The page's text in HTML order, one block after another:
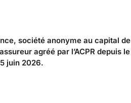
société anonyme au capital
agréé par l’ACPR depuis
juin 2026.